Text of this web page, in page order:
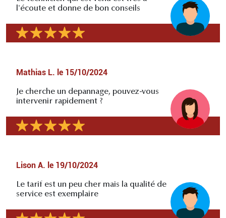
l'écoute et donne de bon conseils
Mathias L. le 15/10/2024
Je cherche un depannage, pouvez-vous
intervenir rapidement ?
Lison A. le 19/10/2024
Le tarif est un peu cher mais la qualité de
service est exemplaire